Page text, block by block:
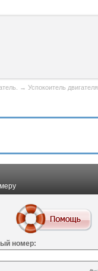
→ Успокоитель двигателя
номер: